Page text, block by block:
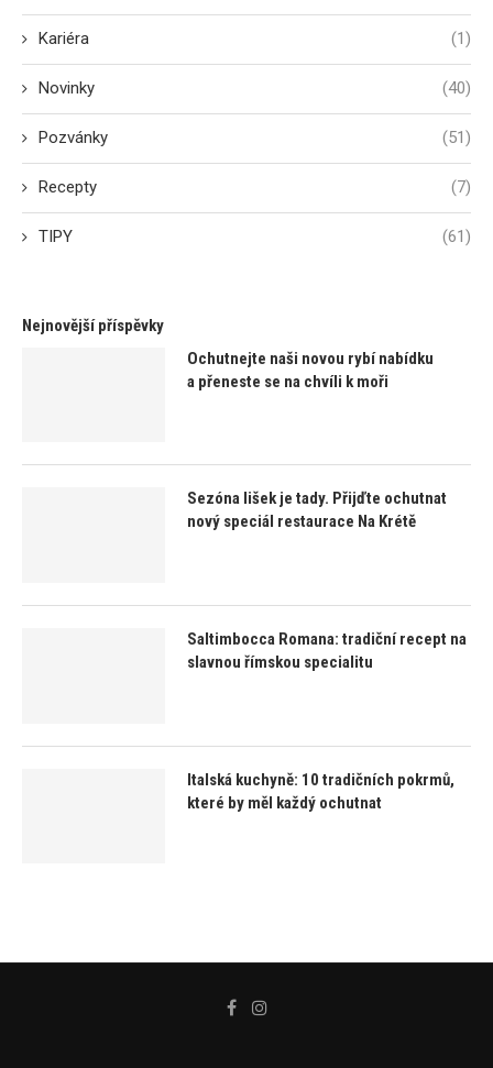
Kariéra (1)
Novinky (40)
Pozvánky (51)
Recepty (7)
TIPY (61)
Nejnovější příspěvky
Ochutnejte naši novou rybí nabídku
a přeneste se na chvíli k moři
Sezóna lišek je tady. Přijďte ochutnat
nový speciál restaurace Na Krétě
Saltimbocca Romana: tradiční recept na
slavnou římskou specialitu
Italská kuchyně: 10 tradičních pokrmů,
které by měl každý ochutnat